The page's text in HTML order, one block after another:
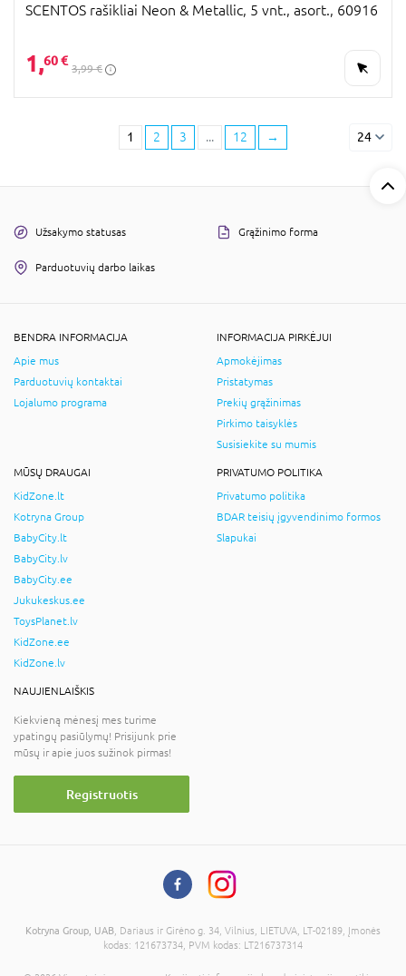
SCENTOS rašikliai Neon & Metallic, 5 vnt., asort., 60916
1,60 €
3,99 €
1 2 3 ... 12 → 24
Užsakymo statusas Grąžinimo forma
Parduotuvių darbo laikas
BENDRA INFORMACIJA
Apie mus
Parduotuvių kontaktai
Lojalumo programa
INFORMACIJA PIRKĖJUI
Apmokėjimas
Pristatymas
Prekių grąžinimas
Pirkimo taisyklės
Susisiekite su mumis
MŪSŲ DRAUGAI
KidZone.lt
Kotryna Group
BabyCity.lt
BabyCity.lv
BabyCity.ee
Jukukeskus.ee
ToysPlanet.lv
KidZone.ee
KidZone.lv
PRIVATUMO POLITIKA
Privatumo politika
BDAR teisių įgyvendinimo formos
Slapukai
NAUJIENLAIŠKIS
Kiekvieną mėnesį mes turime
ypatingų pasiūlymų! Prisijunk prie
mūsų ir apie juos sužinok pirmas!
Registruotis
Kotryna Group, UAB , Dariaus ir Girėno g. 34, Vilnius, LIETUVA, LT-02189, Įmonės
kodas: 121673734, PVM kodas: LT216737314